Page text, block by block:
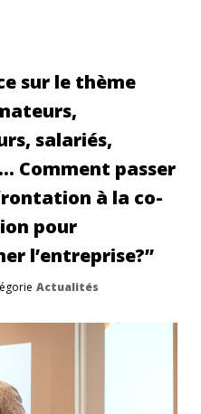
sur le thème
salariés,
Comment passer
à la co-
pour
l’entreprise?”
Actualités